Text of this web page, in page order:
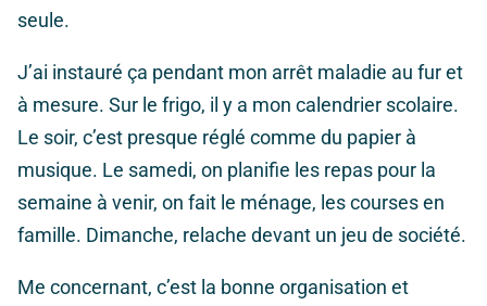
seule.
J’ai instauré ça pendant mon arrêt maladie au fur et
à mesure. Sur le frigo, il y a mon calendrier scolaire.
Le soir, c’est presque réglé comme du papier à
musique. Le samedi, on planifie les repas pour la
semaine à venir, on fait le ménage, les courses en
famille. Dimanche, relache devant un jeu de société.
Me concernant, c’est la bonne organisation et